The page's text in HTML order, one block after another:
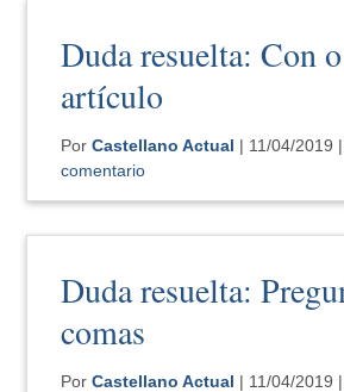
Duda resuelta: Con
artículo
PorCastellano Actual | 11/04/2019
comentario
Duda resuelta:
comas
PorCastellano Actual | 11/04/2019